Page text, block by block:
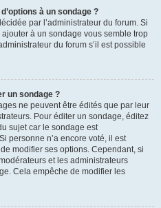
à un sondage ?
par l’administrateur du forum. Si
à un sondage vous semble trop
du forum s’il est possible
un sondage ?
ne peuvent être édités que par leur
Pour éditer un sondage, éditez
sujet car le sondage est
personne n’a encore voté, il est
modifier ses options. Cependant, si
et les administrateurs
Cela empêche de modifier les